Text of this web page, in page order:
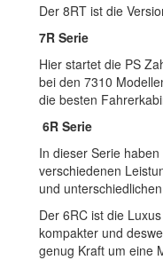
Der 8RT ist die
7R Serie
Hier startet die PS
bei den 7310
die besten
6R Serie
In dieser Serie
verschiedenen
und
Der 6RC ist die
kompakter und
genug Kraft um eine